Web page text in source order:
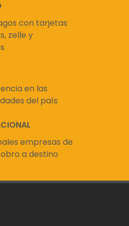
con tarjetas
zelle y
en las
del país
empresas de
a destino